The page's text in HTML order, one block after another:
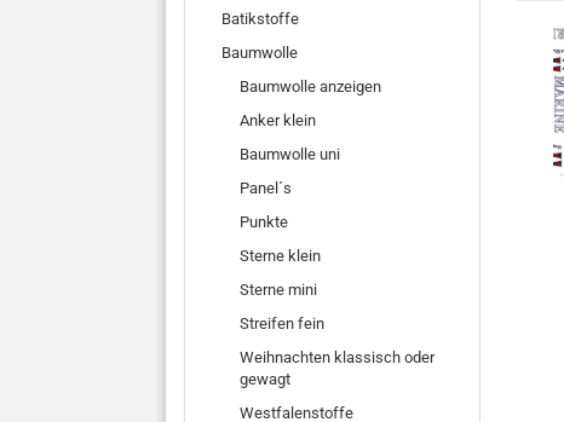
Batikstoffe
Baumwolle
Baumwolle anzeigen
Anker klein
Baumwolle uni
Panel´s
Punkte
Sterne klein
Sterne mini
Streifen fein
Weihnachten klassisch oder
gewagt
Westfalenstoffe